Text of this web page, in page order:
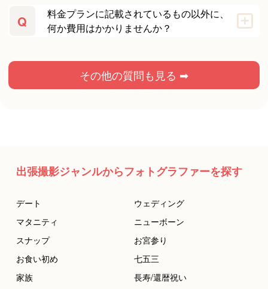
Q
料金プランに記載されているもの以外に、
何か費用はかかりませんか？
その他の質問も見る ➡
出張撮影ジャンルからフォトグラファーを探す
デート
ウェディング
マタニティ
ニューボーン
スナップ
お宮参り
お食い初め
七五三
家族
長寿/還暦祝い